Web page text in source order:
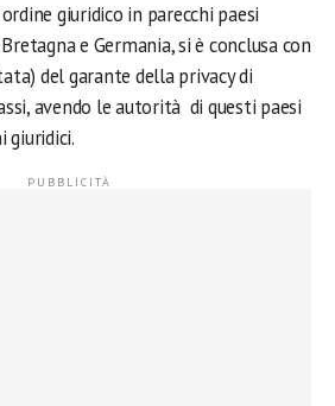
giuridico in parecchi paesi
e Germania, si è conclusa con
del garante della privacy di
avendo le autorità di questi paesi
giuridici.